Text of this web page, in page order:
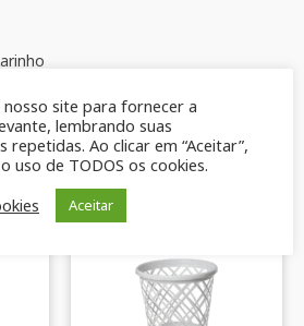
site para fornecer a
lembrando suas
repetidas. Ao clicar em “Aceitar”,
uso de TODOS os cookies.
Aceitar